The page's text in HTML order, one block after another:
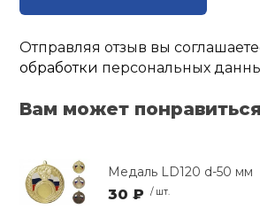
Отправляя отзыв вы
обработки персональных
Вам может понравиться
Медаль LD120 d-50 мм
30 ₽ / шт.